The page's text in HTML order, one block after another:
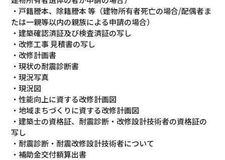
・戸籍謄本、除籍謄本 等（建物所有者死亡の場合/配偶者ま
たは一親等以内の親族による申請の場合）
・建築確認済証及び検査済証の写し
・改修工事 見積書の写し
・改修計画書
・現状の耐震診断書
・現況写真
・現況図
・性能向上に資する改修計画図
・地域まちづくりに資する改修計画図
・建築士の資格証、耐震診断・改修設計技術者の資格証の
写し
・耐震診断・耐震改修設計技術者について
・補助金交付額算出書